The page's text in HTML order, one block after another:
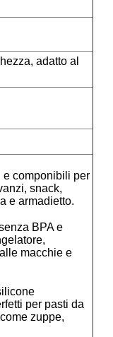
adatto al
e componibili per
snack,
e armadietto.
BPA e
macchie e
per pasti da
zuppe,